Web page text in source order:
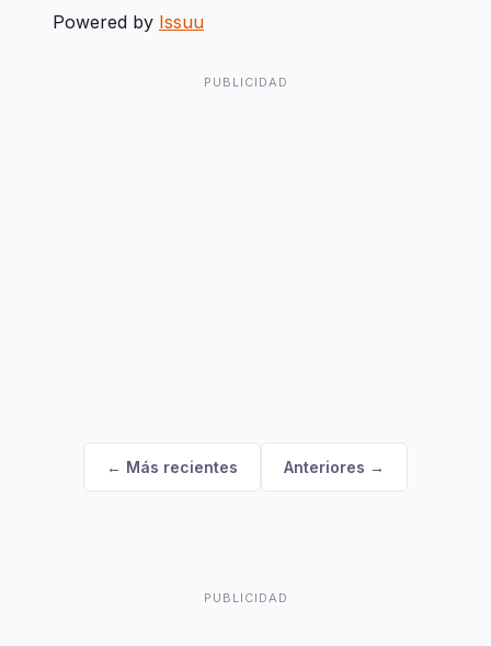
Powered by Issuu
PUBLICIDAD
← Más recientes Anteriores →
PUBLICIDAD